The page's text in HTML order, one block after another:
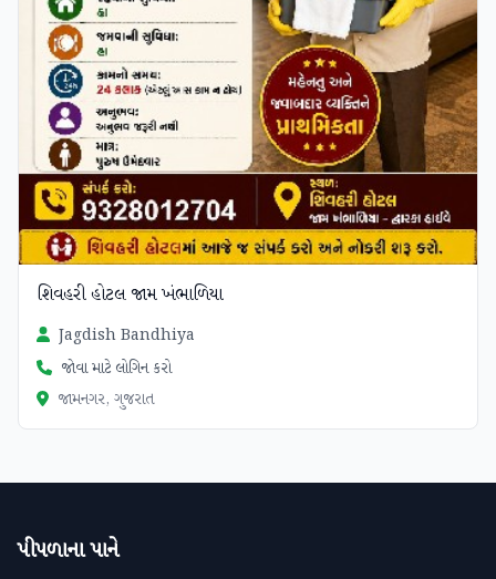
શિવહરી હોટલ જામ ખંભાળિયા
Jagdish Bandhiya
જોવા માટે લોગિન કરો
જામનગર, ગુજરાત
પીપળાના પાને